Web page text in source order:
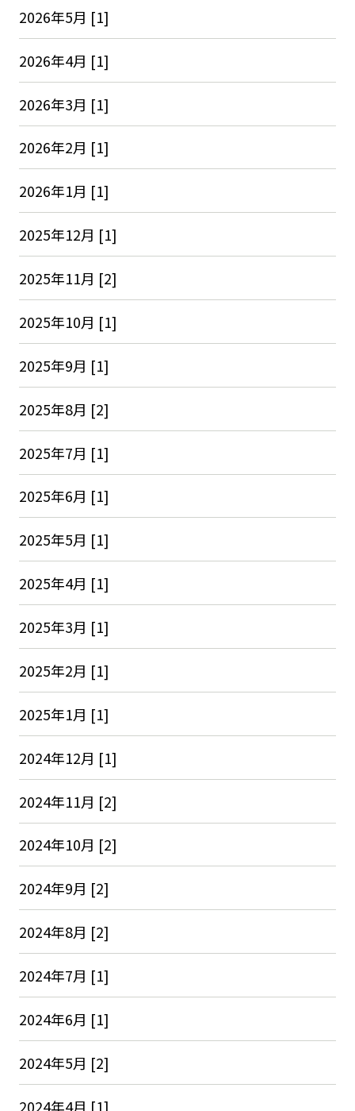
2026年5月 [1]
2026年4月 [1]
2026年3月 [1]
2026年2月 [1]
2026年1月 [1]
2025年12月 [1]
2025年11月 [2]
2025年10月 [1]
2025年9月 [1]
2025年8月 [2]
2025年7月 [1]
2025年6月 [1]
2025年5月 [1]
2025年4月 [1]
2025年3月 [1]
2025年2月 [1]
2025年1月 [1]
2024年12月 [1]
2024年11月 [2]
2024年10月 [2]
2024年9月 [2]
2024年8月 [2]
2024年7月 [1]
2024年6月 [1]
2024年5月 [2]
2024年4月 [1]